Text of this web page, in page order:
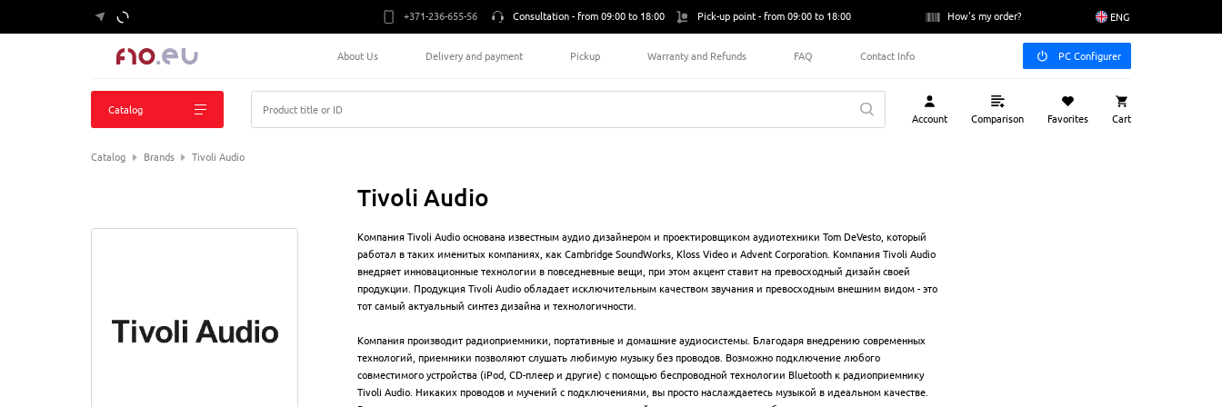
+371-236-655-56 Consultation - from 09:00 to 18:00 Pick-up point - from 09:00 to 18:00 How's my order? ENG
About Us Delivery and payment Pickup Warranty and Refunds FAQ Contact Info PC Configurer
Catalog Product title or ID
Account Comparison Favorites Cart
Catalog Brands Tivoli Audio
Tivoli Audio
Компания Tivoli Audio основана известным аудио дизайнером и проектировщиком аудиотехники Tom DeVesto, который
работал в таких именитых компаниях, как Cambridge SoundWorks, Kloss Video и Advent Corporation. Компания Tivoli Audio
внедряет инновационные технологии в повседневные вещи, при этом акцент ставит на превосходный дизайн своей
продукции. Продукция Tivoli Audio обладает исключительным качеством звучания и превосходным внешним видом - это
тот самый актуальный синтез дизайна и технологичности.
Компания производит радиоприемники, портативные и домашние аудиосистемы. Благодаря внедрению современных
технологий, приемники позволяют слушать любимую музыку без проводов. Возможно подключение любого
совместимого устройства (iPod, CD-плеер и другие) с помощью беспроводной технологии Bluetooth к радиоприемнику
Tivoli Audio. Никаких проводов и мучений с подключениями, вы просто наслаждаетесь музыкой в идеальном качестве.